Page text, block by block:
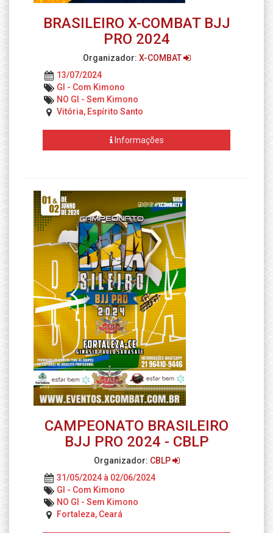
BRASILEIRO X-COMBAT BJJ
PRO 2024
Organizador: X-COMBAT
13/07/2024
GI - Com Kimono
NO GI - Sem Kimono
Vitória, Espírito Santo
Informações
CAMPEONATO BRASILEIRO
BJJ PRO 2024 - CBLP
Organizador: CBLP
31/05/2024 à 02/06/2024
GI - Com Kimono
NO GI - Sem Kimono
Fortaleza, Ceará